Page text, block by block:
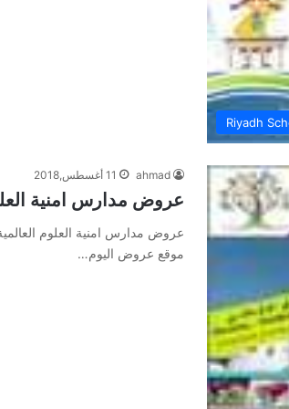
Riyadh
ahmad 11 أغسطس,2018
عروض مدارس امنية
عروض مدارس امنية العلوم
موقع عروض اليوم…